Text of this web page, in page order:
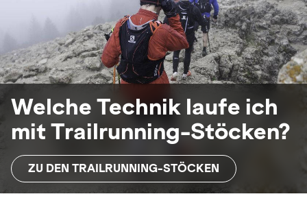
Welche Technik laufe ich
mit Trailrunning-Stöcken?
ZU DEN TRAILRUNNING-STÖCKEN